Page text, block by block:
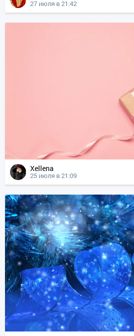
27 июля в 21:42
Xellena
25 июля в 21:09